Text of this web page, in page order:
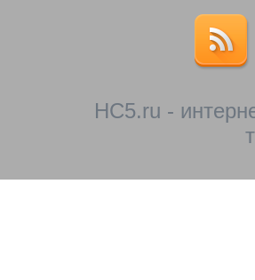
HC5.ru -